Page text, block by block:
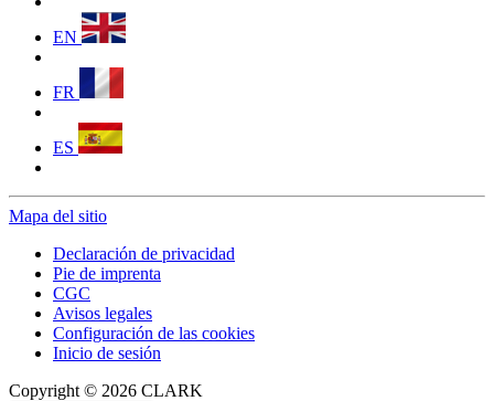
EN
FR
ES
Mapa del sitio
Declaración de privacidad
Pie de imprenta
CGC
Avisos legales
Configuración de las cookies
Inicio de sesión
Copyright © 2026 CLARK